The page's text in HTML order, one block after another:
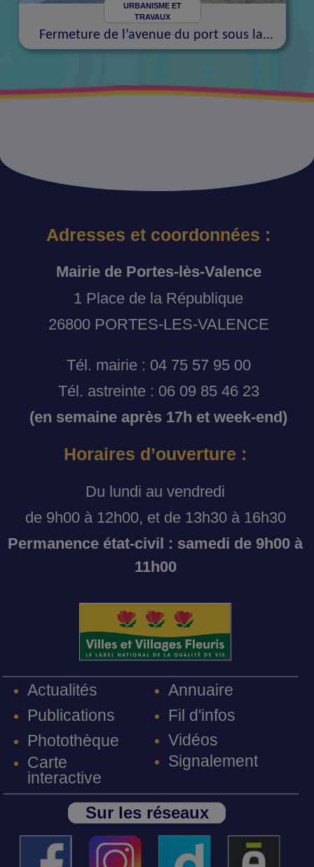
URBANISME ET
TRAVAUX
Fermeture de l’avenue du port sous la...
Adresses et coordonnées :
Mairie de Portes-lès-Valence
1 Place de la République
26800 PORTES-LES-VALENCE
Tél. mairie : 04 75 57 95 00
Tél. astreinte : 06 09 85 46 23
(en semaine après 17h et week-end)
Horaires d’ouverture :
Du lundi au vendredi
de 9h00 à 12h00, et de 13h30 à 16h30
Permanence état-civil : samedi de 9h00 à
11h00
Actualités
Publications
Photothèque
Carte
interactive
Annuaire
Fil d'infos
Vidéos
Signalement
Sur les réseaux